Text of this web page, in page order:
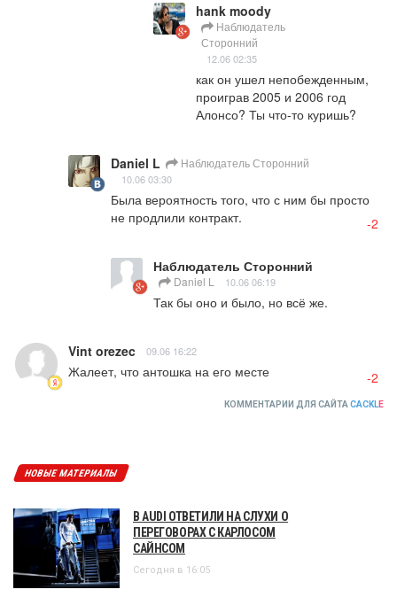
hank moody
Наблюдатель
Сторонний
12.06 02:35
как он ушел непобежденным,
проиграв 2005 и 2006 год
Алонсо? Ты что-то куришь?
Daniel L Наблюдатель Сторонний
10.06 03:30
Была вероятность того, что с ним бы просто
не продлили контракт.
-2
Наблюдатель Сторонний
Daniel L 10.06 06:19
Так бы оно и было, но всё же.
Vint orezec 09.06 16:22
Жалеет, что антошка на его месте -2
КОММЕНТАРИИ ДЛЯ САЙТА CACKLE
НОВЫЕ МАТЕРИАЛЫ
В AUDI ОТВЕТИЛИ НА СЛУХИ О
ПЕРЕГОВОРАХ С КАРЛОСОМ
САЙНСОМ
Сегодня в 16:05